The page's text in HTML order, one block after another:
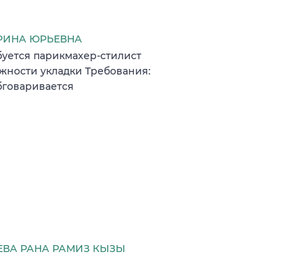
ЮРЬЕВНА
парикмахер-стилист
укладки Требования:
РАНА РАМИЗ КЫЗЫ